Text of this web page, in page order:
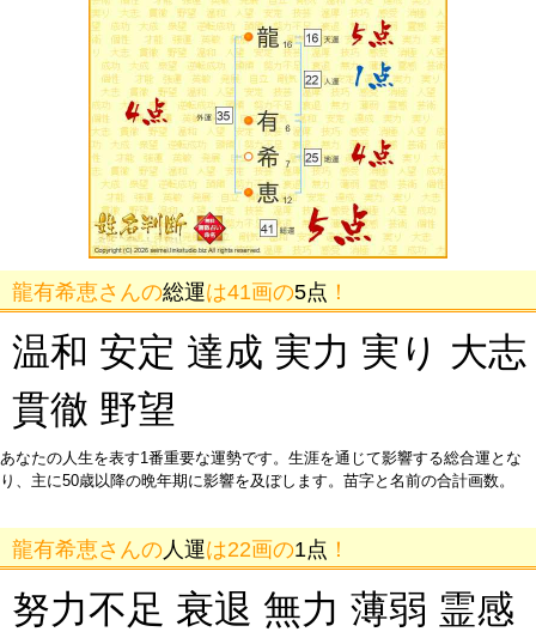
龍有希恵さんの総運は41画の5点 ！
温和 安定 達成 実力 実り 大志
貫徹 野望
あなたの人生を表す1番重要な運勢です。生涯を通じて影響する総合運とな
り、主に50歳以降の晩年期に影響を及ぼします。苗字と名前の合計画数。
龍有希恵さんの 人運は22画の1点 ！
努力不足 衰退 無力 薄弱 霊感